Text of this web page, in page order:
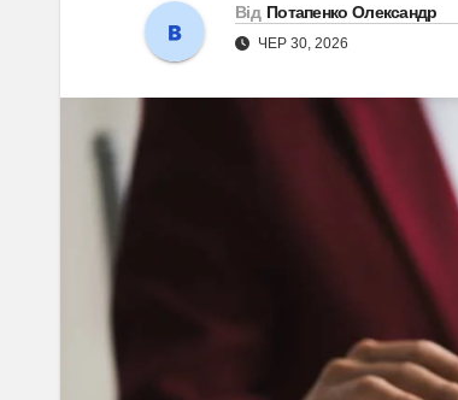
Від Потапенко Олександр
ЧЕР 30, 2026